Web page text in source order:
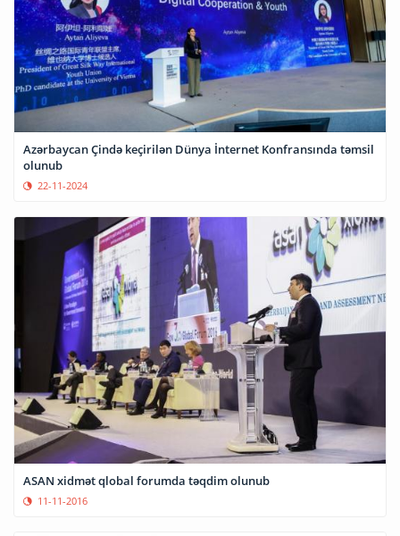
Azərbaycan Çində keçirilən Dünya İnternet Konfransında təmsil
olunub
22-11-2024
ASAN xidmət qlobal forumda təqdim olunub
11-11-2016